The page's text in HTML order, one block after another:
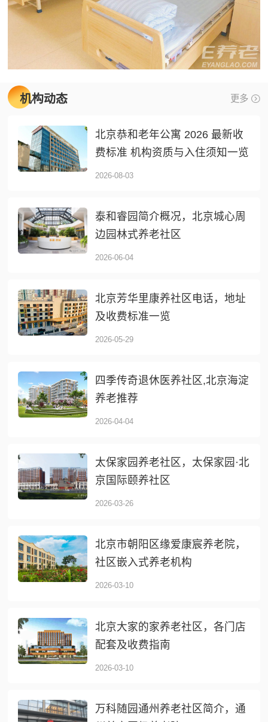
机构动态 更多
北京恭和老年公寓 2026 最新收
费标准 机构资质与入住须知一览
2026-08-03
泰和睿园简介概况，北京城心周
边园林式养老社区
2026-06-04
北京芳华里康养社区电话，地址
及收费标准一览
2026-05-29
四季传奇退休医养社区,北京海淀
养老推荐
2026-04-04
太保家园养老社区，太保家园·北
京国际颐养社区
2026-03-26
北京市朝阳区缘爱康宸养老院，
社区嵌入式养老机构
2026-03-10
北京大家的家养老社区，各门店
配套及收费指南
2026-03-10
万科随园通州养老社区简介，通